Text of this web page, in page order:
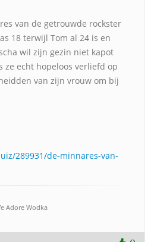
van de getrouwde rockster
18 terwijl Tom al 24 is en
wil zijn gezin niet kapot
ze echt hopeloos verliefd op
van zijn vrouw om bij
289931/de-minnares-van-
Adore Wodka